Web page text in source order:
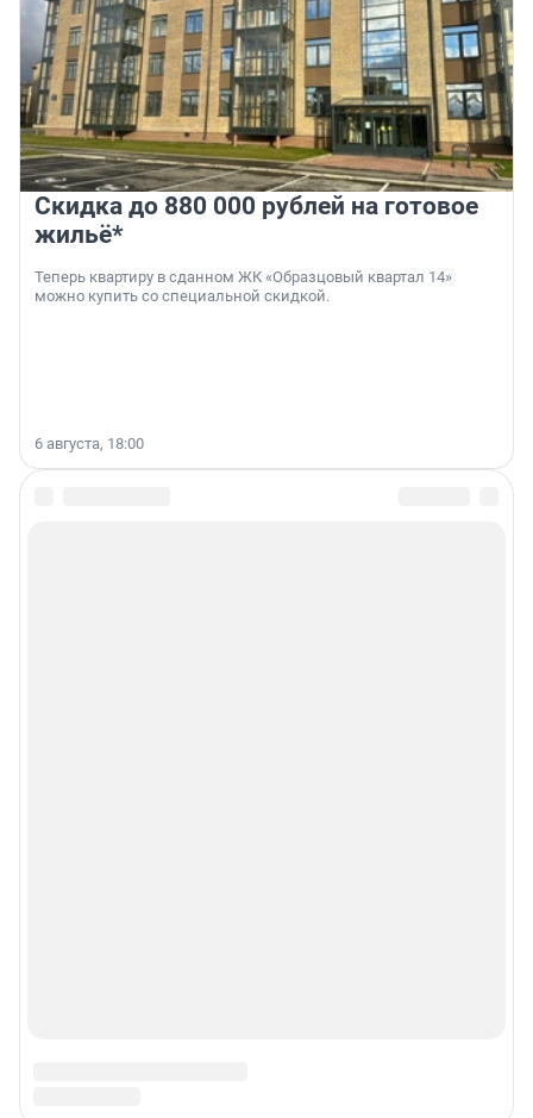
Скидка до 880 000 рублей на готовое
жильё*
Теперь квартиру в сданном ЖК «Образцовый квартал 14»
можно купить со специальной скидкой.
6 августа, 18:00